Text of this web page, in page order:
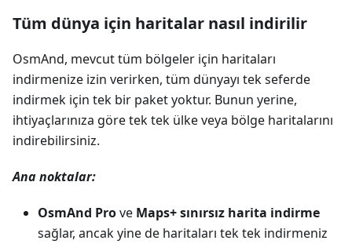
Tüm dünya için haritalar nasıl indirilir
OsmAnd, mevcut tüm bölgeler için haritaları
indirmenize izin verirken, tüm dünyayı tek seferde
indirmek için tek bir paket yoktur. Bunun yerine,
ihtiyaçlarınıza göre tek tek ülke veya bölge haritalarını
indirebilirsiniz.
Ana noktalar:
OsmAnd Prove Maps+sınırsız harita indirme
sağlar, ancak yine de haritaları tek tek indirmeniz